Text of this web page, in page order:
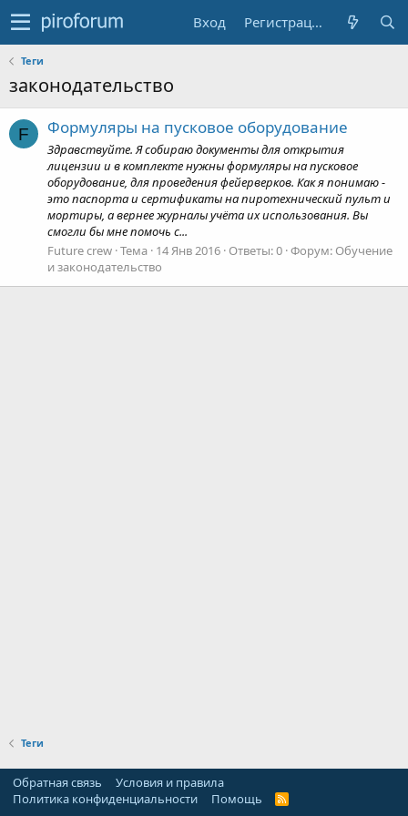
Вход Регистрация
Теги
законодательство
F Формуляры на пусковое оборудование
Здравствуйте. Я собираю документы для открытия
лицензии и в комплекте нужны формуляры на пусковое
оборудование, для проведения фейерверков. Как я понимаю -
это паспорта и сертификаты на пиротехнический пульт и
мортиры, а вернее журналы учёта их использования. Вы
смогли бы мне помочь с...
Future crew Тема 14 Янв 2016 Ответы: 0 Форум: Обучение
и законодательство
Теги
Обратная связь
Условия и правила
Политика конфиденциальности
Помощь
R